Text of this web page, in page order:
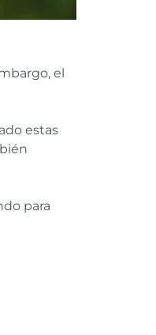
el
estas
para